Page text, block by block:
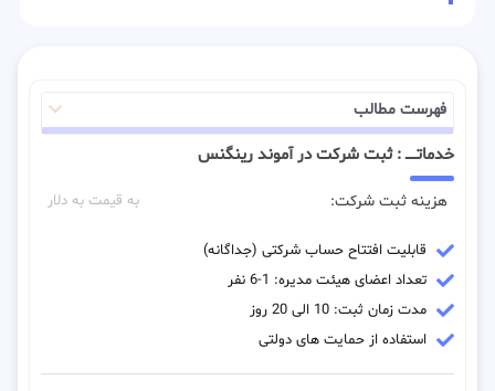
فهرست مطالب
خدماتـــــ : ثبت شرکت در آموند رینگنس
هزینه ثبت شرکت: به قیمت به دلار
قابلیت افتتاح حساب شرکتی (جداگانه)
تعداد اعضای هیئت مدیره: 1-6 نفر
مدت زمان ثبت: 10 الی 20 روز
استفاده از حمایت های دولتی